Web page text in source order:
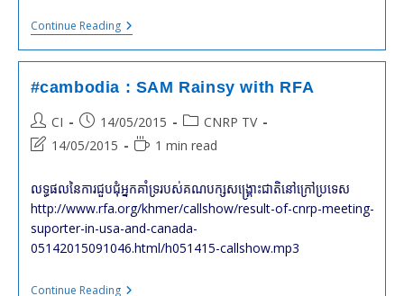
Continue Reading#cambodia
:
Vietnam’s
In
Cambodia
HUN
Sen
Admits
To
Address
The
Issue
#cambodia : SAM Rainsy with RFA
Post
author:
CI
Post
published:
14/05/2015
Post
category:
CNRP TV
Post
modified:
14/05/2015
Reading1 min read
លទ្ធផល​នៃ​ការ​ជួបជុំ​អ្នក​គាំទ្រ​របស់​គណបក្ស​សង្គ្រោះ​ជាតិ​នៅ​ក្រៅ​ប្រទេស
http://www.rfa.org/khmer/callshow/result-of-cnrp-meeting-
suporter-in-usa-and-canada-
05142015091046.html/h051415-callshow.mp3
Continue Reading#cambodia